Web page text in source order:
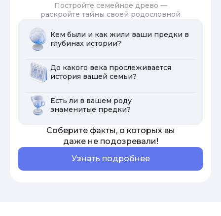
Постройте семейное древо —
раскройте тайны своей родословной
Кем были и как жили ваши предки в
глубинах истории?
До какого века прослеживается
история вашей семьи?
Есть ли в вашем роду
знаменитые предки?
Соберите факты, о которых вы
даже не подозревали!
Узнать подробнее